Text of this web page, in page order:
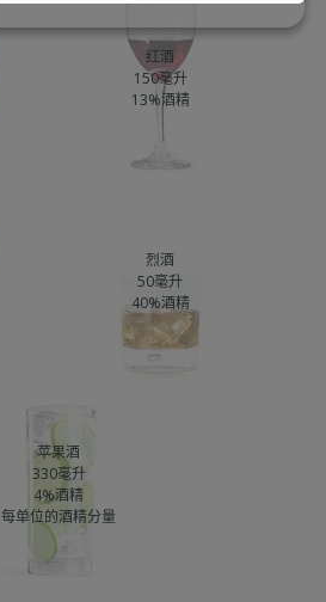
红酒
150毫升
13%酒精
烈酒
50毫升
40%酒精
苹果酒
330毫升
4%酒精
每单位的酒精分量